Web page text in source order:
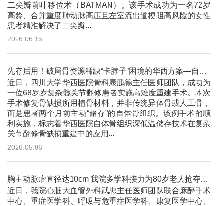
二尖瓣前叶移位术（BATMAN）。该手术成功为一名72岁
高龄、合并重度肺动脉高压且左室流出道梗阻高风险的女性
患者精准解决了二尖瓣...
2026.06.15
先存后用！破局骨资源稀缺“卡脖子”困境的华西方案—自体骨组织库临床应用，开启关节翻修重建新纪元
近日，四川大学华西医院骨科康鹏德主任医师团队，成功为
一位68岁岁复杂髋关节翻修患者实施高难度重建手术。本次
手术修复骨缺损所用植骨材料，并非传统异体骨或人工骨，
而是患者两个月前主动“储存”的自体骨组织。该例手术的顺
利实施，标志着华西医院自体骨组织深低温储存技术在复杂
关节翻修骨缺损重建中的应用...
2026.05.06
胸主动脉瘤直径达10cm 我院多学科接力为80岁老人抢夺一线生机
近日，我院心脏大血管外科武忠主任医师团队联合麻醉手术
中心、重症医学科、呼吸与危重症医学科、康复医学中心、